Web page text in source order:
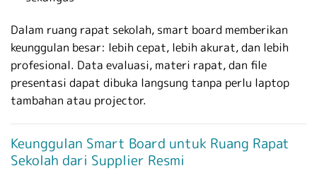
Dalam ruang rapat sekolah, smart board memberikan
keunggulan besar: lebih cepat, lebih akurat, dan lebih
profesional. Data evaluasi, materi rapat, dan file
presentasi dapat dibuka langsung tanpa perlu laptop
tambahan atau projector.
Keunggulan Smart Board untuk Ruang Rapat
Sekolah dari Supplier Resmi